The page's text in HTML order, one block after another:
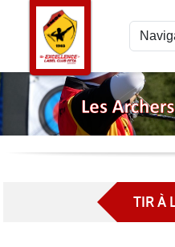
TIR À
Panneau de gestion des